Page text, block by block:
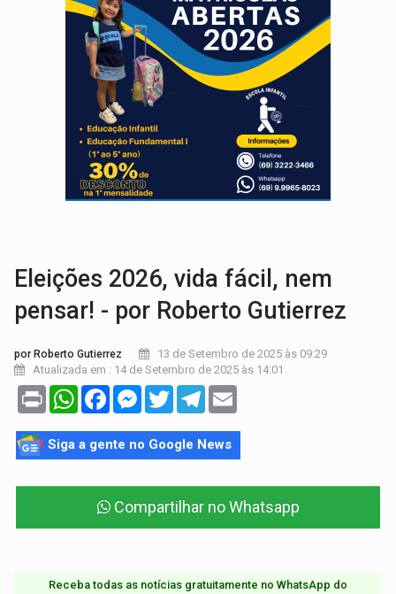
ECONOMIA:Dia dos pais deve movimentar R$ 8,5 bilhões e RO
DIA DOS PAIS:Bailarina da Praça organiza celebração gratuita
VÍDEO:Perseguição a embarcação no rio Madeira termina com
MEGA SENA: Prêmio acumula para R$ 165
Publicação Legal: AVISO DE LICITAÇÃO: PREGÃO ELETRÔNICO Nº
PROVA CONTÁBIL: UNNESA apresenta documentos e questiona
Eleições 2026, vida fácil, nem
pensar! - por Roberto Gutierrez
por Roberto Gutierrez
13 de Setembro de 2025 às 09:29
Atualizada em : 14 de Setembro de 2025 às 14:01
Print WhatsAppFacebookMessenger
TwitterTelegram
Siga a gente no Google News
Compartilhar no Whatsapp
Receba todas as notícias gratuitamente no WhatsApp do